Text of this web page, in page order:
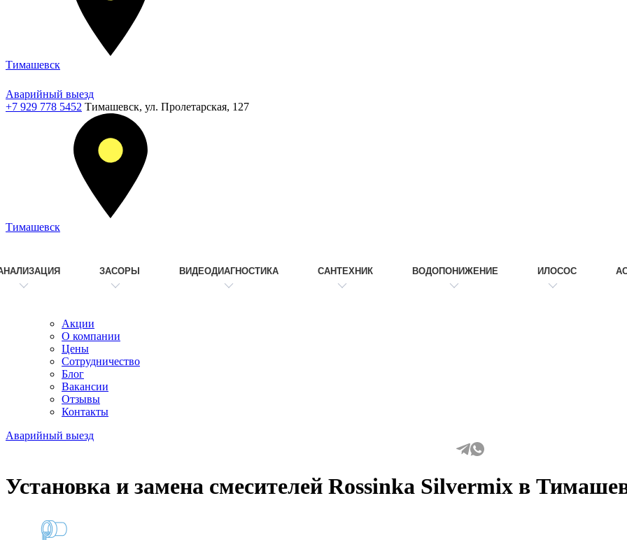
Тимашевск
Аварийный выезд
+7 929 778 5452 Тимашевск, ул. Пролетарская, 127
Тимашевск
ЗАСОРЫ ВИДЕОДИАГНОСТИКА САНТЕХНИК ВОДОПОНИЖЕНИЕ ИЛОСОС
Акции
О компании
Цены
Сотрудничество
Блог
Вакансии
Отзывы
Контакты
Аварийный выезд
Установка и замена смесителей Rossinka Silvermix в